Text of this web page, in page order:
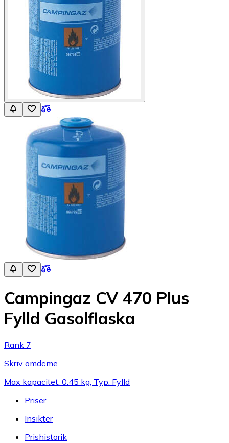
Campingaz CV 470 Plus
Fylld Gasolflaska
Rank 7
Skriv omdöme
Max kapacitet: 0.45 kg, Typ: Fylld
Priser
Insikter
Prishistorik